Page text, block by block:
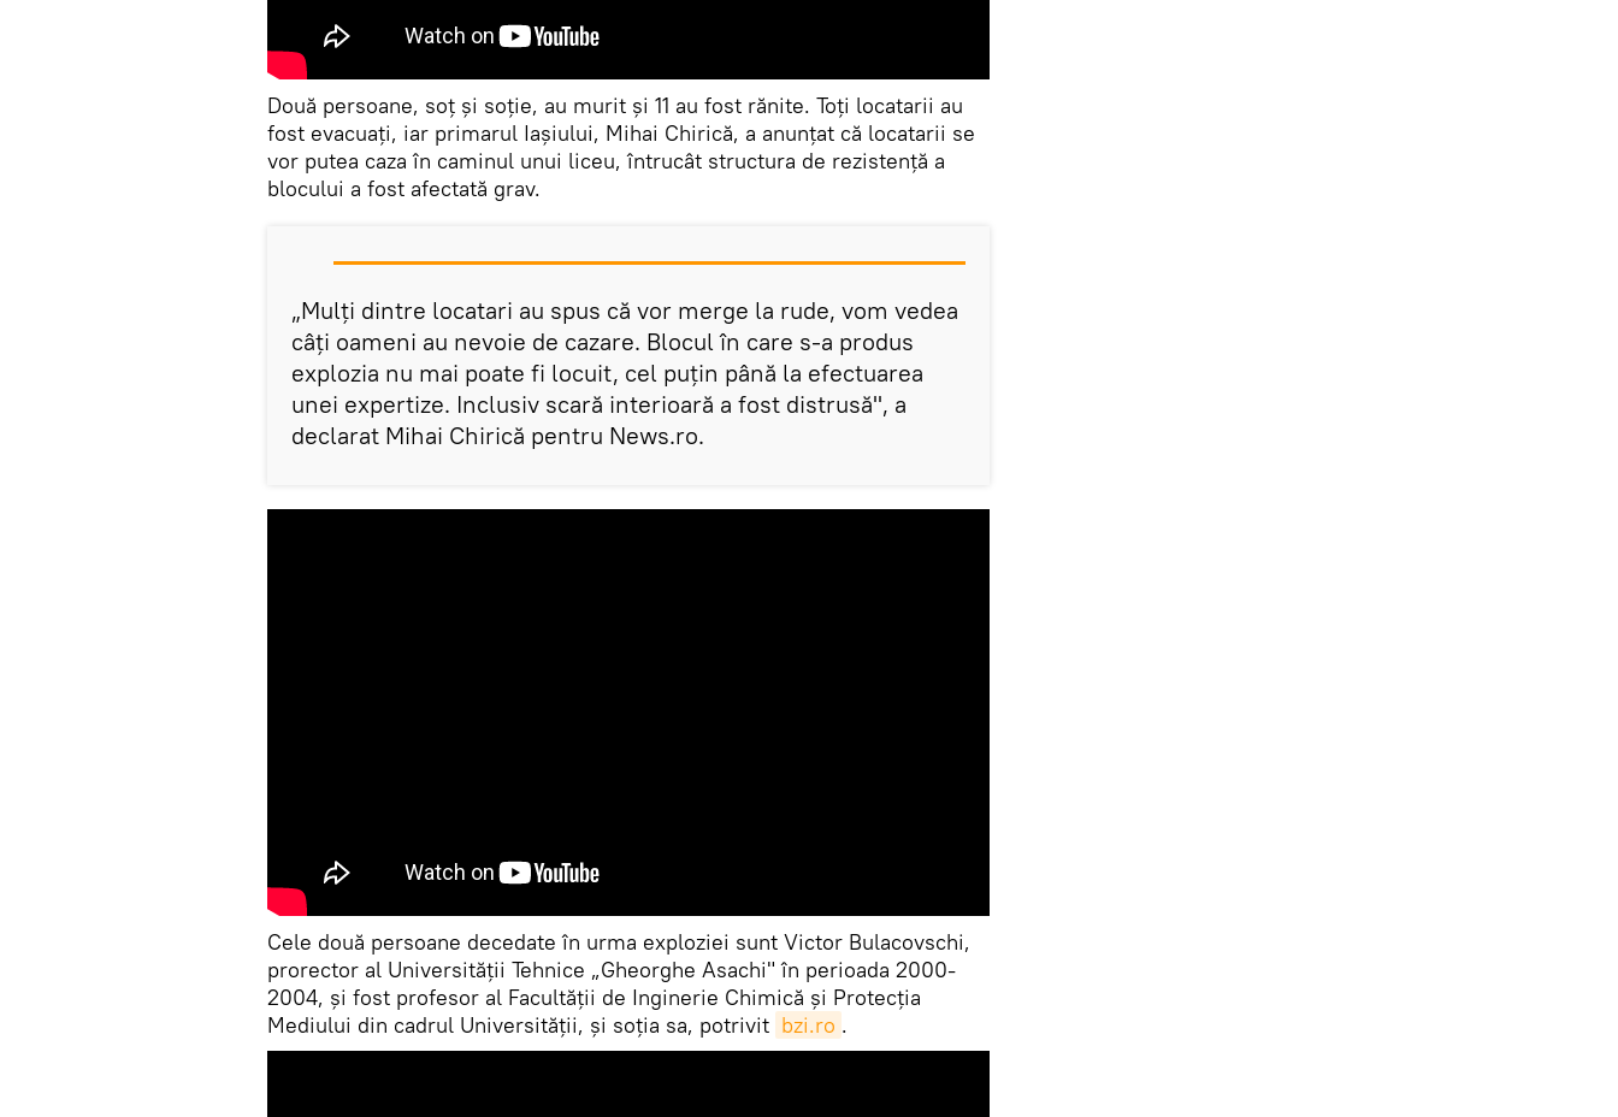
Două persoane, soț și soție, au murit și 11 au fost rănite. Toți locatarii au
fost evacuați, iar primarul Iașiului, Mihai Chirică, a anunțat că locatarii se
vor putea caza în caminul unui liceu, întrucât structura de rezistență a
blocului a fost afectată grav.
„Mulţi dintre locatari au spus că vor merge la rude, vom vedea
câţi oameni au nevoie de cazare. Blocul în care s-a produs
explozia nu mai poate fi locuit, cel puţin până la efectuarea
unei expertize. Inclusiv scară interioară a fost distrusă", a
declarat Mihai Chirică pentru News.ro.
Cele două persoane decedate în urma exploziei sunt Victor Bulacovschi,
prorector al Universităţii Tehnice „Gheorghe Asachi" în perioada 2000-
2004, şi fost profesor al Facultăţii de Inginerie Chimică şi Protecţia
Mediului din cadrul Universităţii, şi soţia sa, potrivit bzi.ro .